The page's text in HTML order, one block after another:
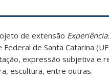
de extensão
de Santa Catarina
expressão subjetiva e
escultura, entre outras.